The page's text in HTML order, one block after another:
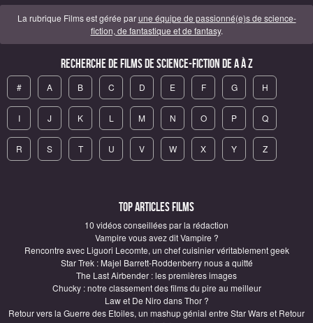
La rubrique Films est gérée parune équipe de passionné(e)s de science-
fiction, de fantastique et de fantasy.
Recherche de Films de science-fiction de A à Z
# A B C D E F G H
I J K L M N O P Q
R S T U V W X Y Z
Top articles Films
10 vidéos conseillées par la rédaction
Vampire vous avez dit Vampire ?
Rencontre avec Liguori Lecomte, un chef cuisinier véritablement geek
Star Trek : Majel Barrett-Roddenberry nous a quitté
The Last Airbender : les premières images
Chucky : notre classement des films du pire au meilleur
Law et De Niro dans Thor ?
Retour vers la Guerre des Etoiles, un mashup génial entre Star Wars et Retour